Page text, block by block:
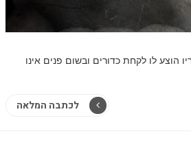
הוצע לו לקחת כדורים ובשום פנים אינו
לכתבה המלאה